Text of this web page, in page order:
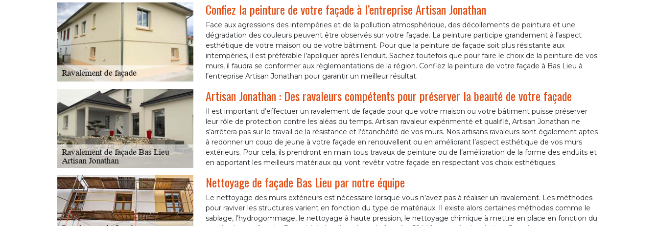
Confiez la peinture de votre façade à l’entreprise Artisan Jonathan
Face aux agressions des intempéries et de la pollution atmosphérique, des décollements de peinture et une
dégradation des couleurs peuvent être observés sur votre façade. La peinture participe grandement à l’aspect
esthétique de votre maison ou de votre bâtiment. Pour que la peinture de façade soit plus résistante aux
intempéries, il est préférable l’appliquer après l’enduit. Sachez toutefois que pour faire le choix de la peinture de vos
murs, il faudra se conformer aux règlementations de la région. Confiez la peinture de votre façade à Bas Lieu à
l’entreprise Artisan Jonathan pour garantir un meilleur résultat.
Artisan Jonathan : Des ravaleurs compétents pour préserver la beauté de votre façade
Il est important d’effectuer un ravalement de façade pour que votre maison ou votre bâtiment puisse préserver
leur rôle de protection contre les aléas du temps. Artisan ravaleur expérimenté et qualifié, Artisan Jonathan ne
s’arrêtera pas sur le travail de la résistance et l’étanchéité de vos murs. Nos artisans ravaleurs sont également aptes
à redonner un coup de jeune à votre façade en renouvellent ou en améliorant l’aspect esthétique de vos murs
extérieurs. Pour cela, ils prendront en main tous travaux de peinture ou de l’amélioration de la forme des enduits et
en apportant les meilleurs matériaux qui vont revêtir votre façade en respectant vos choix esthétiques.
Nettoyage de façade Bas Lieu par notre équipe
Le nettoyage des murs extérieurs est nécessaire lorsque vous n’avez pas à réaliser un ravalement. Les méthodes
pour raviver les structures varient en fonction du type de matériaux. Il existe alors certaines méthodes comme le
sablage, l’hydrogommage, le nettoyage à haute pression, le nettoyage chimique à mettre en place en fonction du